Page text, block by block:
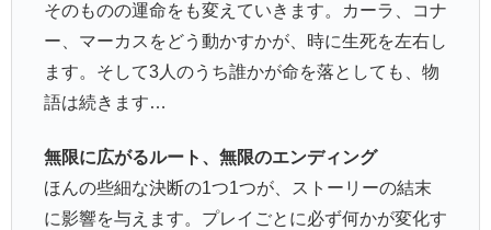
そのものの運命をも変えていきます。カーラ、コナ
ー、マーカスをどう動かすかが、時に生死を左右し
ます。そして3人のうち誰かが命を落としても、物
語は続きます…
無限に広がるルート、無限のエンディング
ほんの些細な決断の1つ1つが、ストーリーの結末
に影響を与えます。プレイごとに必ず何かが変化す